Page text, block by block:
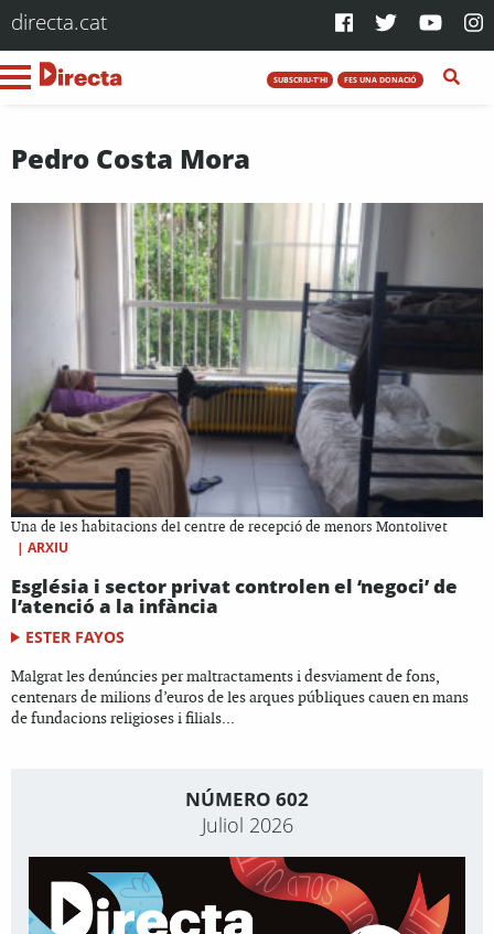
directa.cat
SUBSCRIU-T'HI FES UNA DONACIÓ
Pedro Costa Mora
Una de les habitacions del centre de recepció de menors Montolivet
| ARXIU
Església i sector privat controlen el ‘negoci’ de
l’atenció a la infància
ESTER FAYOS
Malgrat les denúncies per maltractaments i desviament de fons,
centenars de milions d’euros de les arques públiques cauen en mans
de fundacions religioses i filials...
NÚMERO 602
Juliol 2026